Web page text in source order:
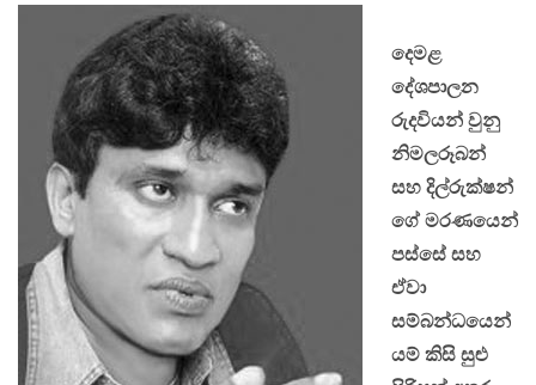
දෙමළ
දේශපාලන
රුදවියන් වුනු
නිමලරූබන්
සහ දිල්රුක්ෂන්
ගේ මරණයෙන්
පස්සේ සහ
ඒවා
සම්බන්ධයෙන්
යම් කිසි සුළු